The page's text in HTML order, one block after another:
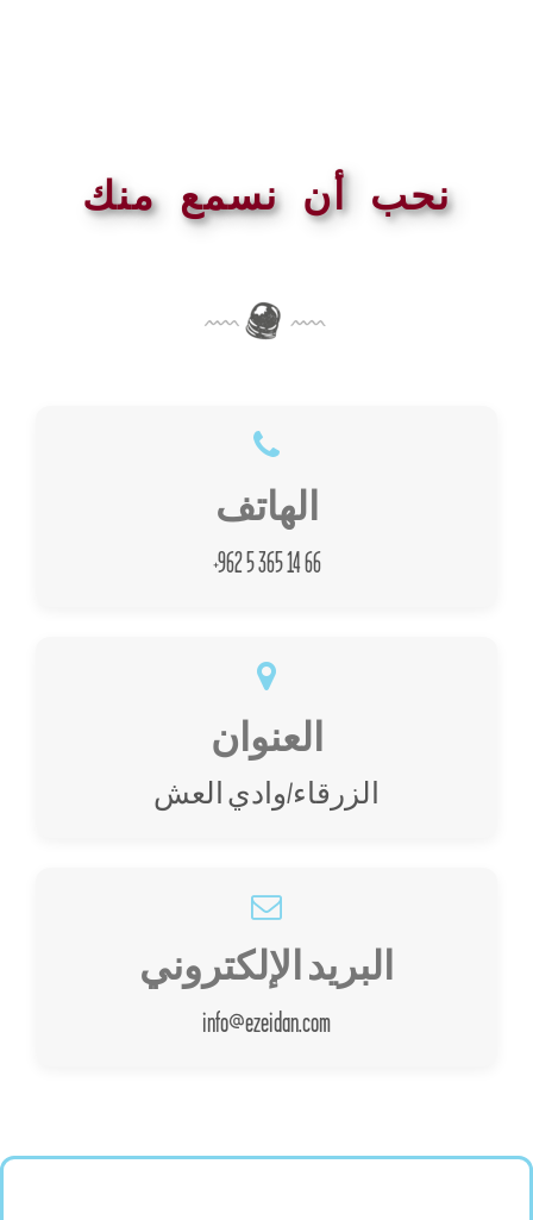
نحب أن نسمع منك
الهاتف
+962 5 365 14 66
العنوان
الزرقاء/وادي العش
البريد الإلكتروني
info@ezeidan.com